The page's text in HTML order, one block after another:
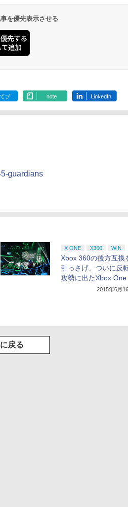
を優先表示させる
ブ note LinkedIn
guardians
X ONE X360 WIN
Xbox 360の後方互換
引っさげ、ついに反
攻勢に出たXbox One
2015年6月
戻る